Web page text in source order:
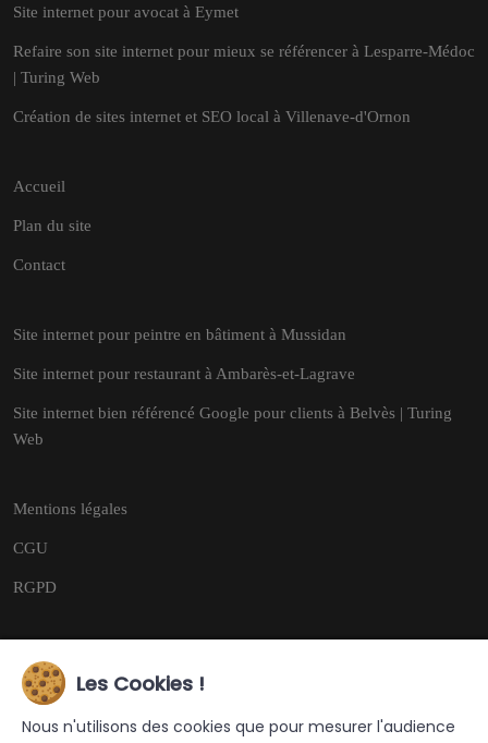
Site internet pour avocat à Eymet
Refaire son site internet pour mieux se référencer à Lesparre-Médoc
| Turing Web
Création de sites internet et SEO local à Villenave-d'Ornon
Accueil
Plan du site
Contact
Site internet pour peintre en bâtiment à Mussidan
Site internet pour restaurant à Ambarès-et-Lagrave
Site internet bien référencé Google pour clients à Belvès | Turing
Web
Mentions légales
CGU
RGPD
Copyright © 2026
Les Cookies !
Nous n'utilisons des cookies que pour mesurer l'audience